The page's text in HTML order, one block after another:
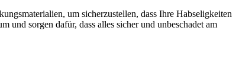
um sicherzustellen, dass Ihre Habseligkeiten
und sorgen dafür, dass alles sicher und unbeschadet am